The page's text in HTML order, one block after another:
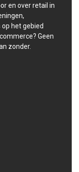
en over retail in
het gebied
Geen
zonder.